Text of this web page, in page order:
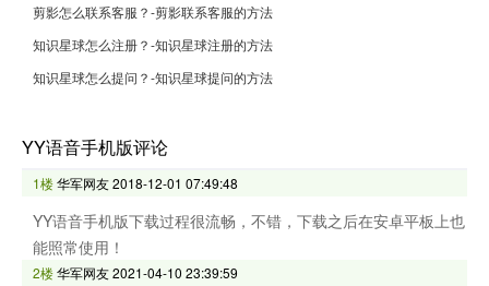
剪影怎么联系客服？-剪影联系客服的方法
知识星球怎么注册？-知识星球注册的方法
知识星球怎么提问？-知识星球提问的方法
YY语音手机版评论
1楼华军网友2018-12-01 07:49:48
YY语音手机版下载过程很流畅，不错，下载之后在安卓平板上也
能照常使用！
2楼华军网友2021-04-10 23:39:59